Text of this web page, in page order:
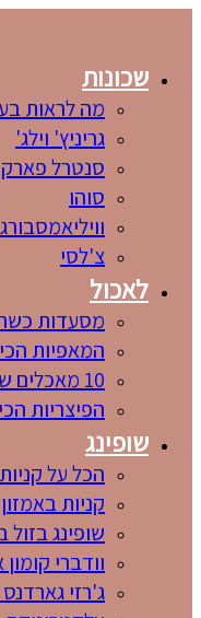
שכונות
מה לראות
גריניץ' וילג'
סנטרל פארק
סוהו
וויליאמסבורג
צ'לסי
לאכול
מסעדות
המאפיות
10 מאכלים שאסור לפספס
הפיצריות
שופינג
הכל על
קניות באמזון
שופינג בזול
וודברי
ג'רזי